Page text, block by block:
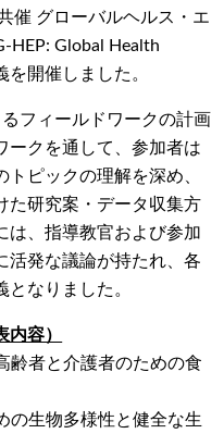
催 グローバルヘルス・エ
HEP: Global Health
開催しました。
フィールドワークの計画
ークを通して、参加者は
ピックの理解を深め、
た研究案・データ収集方
は、指導教官および参加
活発な議論が持たれ、各
なりました。
容）
齢者と介護者のための食
の生物多様性と健全な生